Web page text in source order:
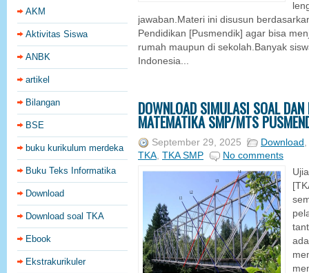
AKM
Aktivitas Siswa
ANBK
artikel
Bilangan
BSE
buku kurikulum merdeka
Buku Teks Informatika
Download
Download soal TKA
Ebook
Ekstrakurikuler
jawaban.Materi ini disusun
Pendidikan [Pusmendik] agar bisa
rumah maupun di sekolah.Banyak
Indonesia...
DOWNLOAD SIMULASI SOAL
MATEMATIKA SMP/MTS
September 29, 2025 Download ,
TKA, TKA SMP
No comments